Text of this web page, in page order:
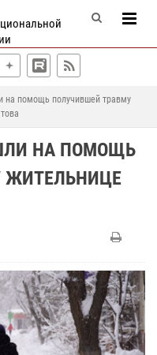
на помощь получившей травму
НА ПОМОЩЬ
ЖИТЕЛЬНИЦЕ